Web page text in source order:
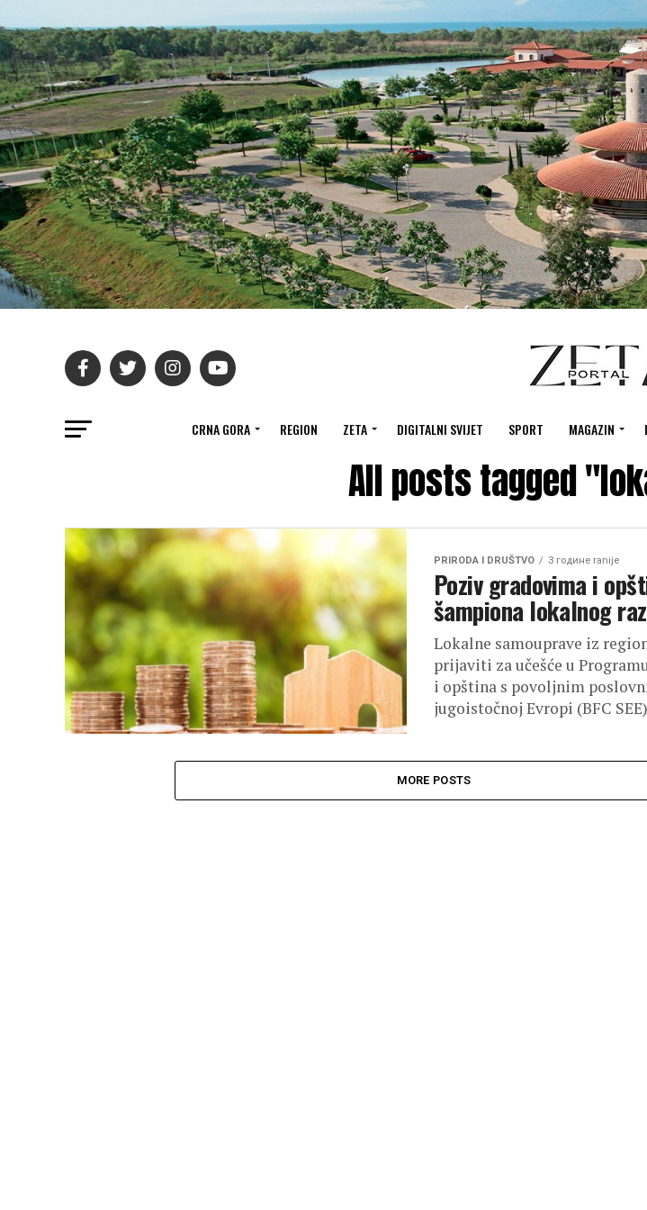
CRNA GORA REGION ZETA DIGITALNI SVIJET SPORT MAGAZIN
All posts tagged
PRIRODA I DRUŠTVO 3 године ranije
Poziv gradovima i
šampiona lokalnog
Lokalne samouprave iz
prijaviti za učešće u
i opština s povoljnim
jugoistočnoj Evropi (BFC
MORE POSTS